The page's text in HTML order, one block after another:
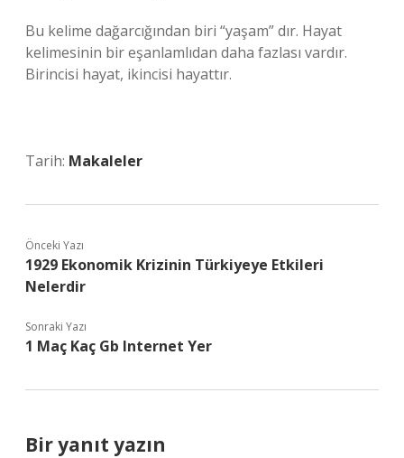
Bu kelime dağarcığından biri “yaşam” dır. Hayat
kelimesinin bir eşanlamlıdan daha fazlası vardır.
Birincisi hayat, ikincisi hayattır.
Tarih: Makaleler
Önceki Yazı
1929 Ekonomik Krizinin Türkiyeye Etkileri
Nelerdir
Sonraki Yazı
1 Maç Kaç Gb Internet Yer
Bir yanıt yazın